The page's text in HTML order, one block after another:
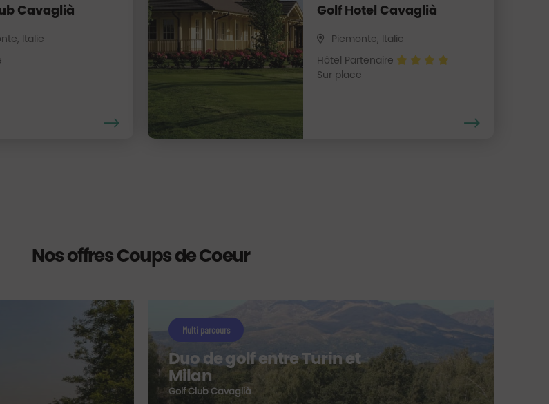
Cavaglià
Italie
Golf Hotel Cavaglià
Piemonte, Italie
Hôtel Partenaire
Sur place
Nos offres Coups de Coeur
Multi parcours
Duo de golf entre Turin et
Milan
Golf Club Cavaglià